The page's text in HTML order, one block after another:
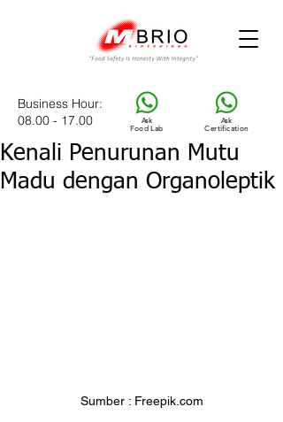
Ask
Food Lab
Ask
Certification
Business Hour:
08.00 - 17.00
Kenali Penurunan Mutu
Madu dengan Organoleptik
Sumber : Freepik.com